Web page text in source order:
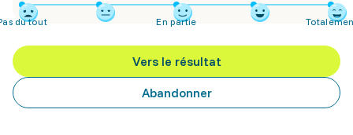
du tout En partie
Vers le résultat
Abandonner